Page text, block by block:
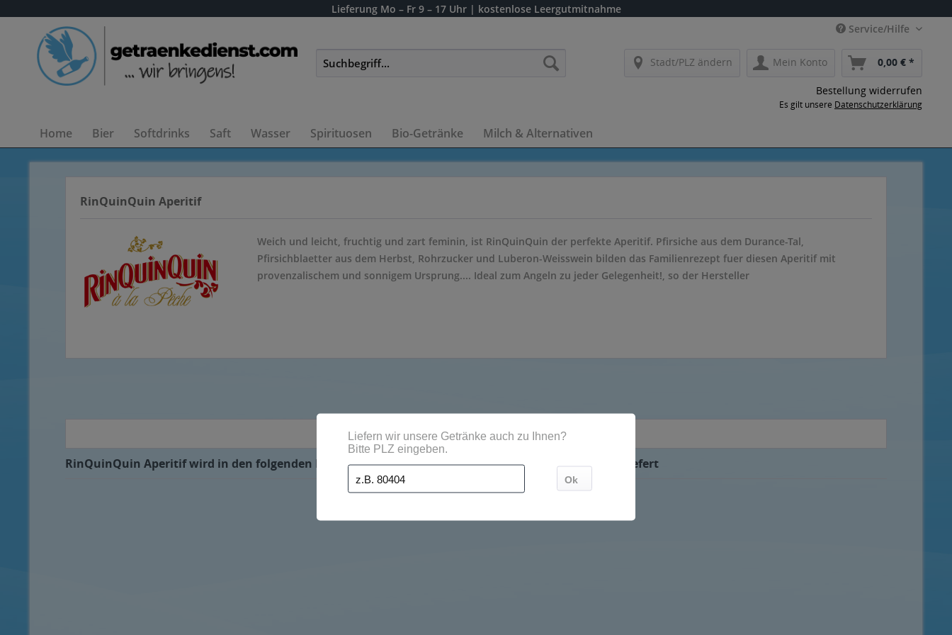
Lieferung Mo – Fr 9 – 17 Uhr | kostenlose Leergutmitnahme
Service/Hilfe
Stadt/PLZ ändern Mein Konto 0,00 € *
Bestellung widerrufen
Es gilt unsere Datenschutzerklärung
Home Bier Softdrinks Saft Wasser Spirituosen Bio-Getränke Milch & Alternativen
RinQuinQuin Aperitif
Weich und leicht, fruchtig und zart feminin, ist RinQuinQuin der perfekte Aperitif. Pfirsiche aus dem Durance-Tal,
Pfirsichblaetter aus dem Herbst, Rohrzucker und Luberon-Weisswein bilden das Familienrezept fuer diesen Aperitif mit
provenzalischem und sonnigem Ursprung.... Ideal zum Angeln zu jeder Gelegenheit!, so der Hersteller
RinQuinQuin Aperitif wird in den folgenden Regionen, Städten, Orten und Postleitzahl-Gebieten geliefert